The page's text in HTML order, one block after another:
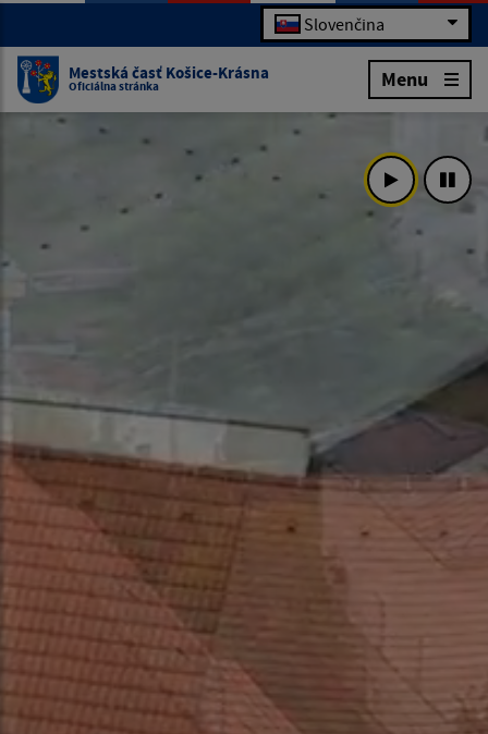
Slovenčina
Mestská časť Košice-Krásna
Oficiálna stránka Menu